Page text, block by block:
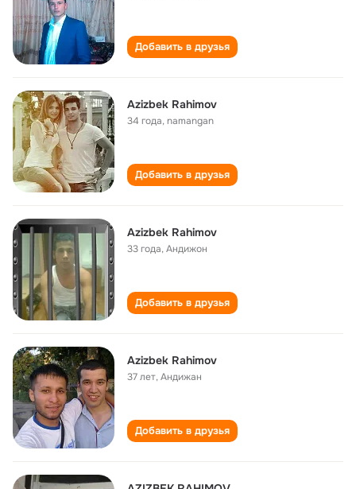
Добавить в друзья
Azizbek Rahimov
34 года,namangan
Добавить в друзья
Azizbek Rahimov
33 года,Андижон
Добавить в друзья
Azizbek Rahimov
37 лет,Андижан
Добавить в друзья